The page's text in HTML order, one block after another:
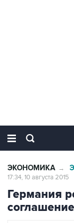
ЭКОНОМИКА →
17:34, 10 августа 2015
Германия